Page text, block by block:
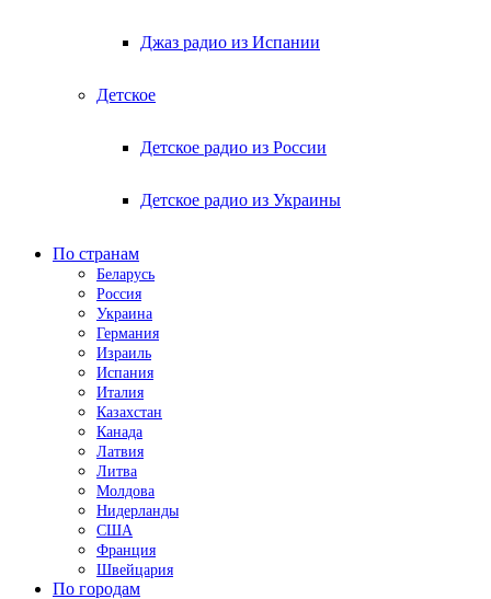
Джаз радио из Испании
Детское
Детское радио из России
Детское радио из Украины
По странам
Беларусь
Россия
Украина
Германия
Израиль
Испания
Италия
Казахстан
Канада
Латвия
Литва
Молдова
Нидерланды
США
Франция
Швейцария
По городам